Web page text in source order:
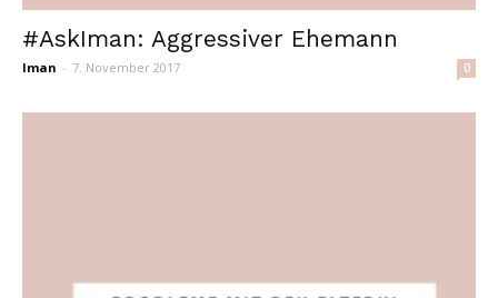
#AskIman: Aggressiver Ehemann
Iman - 7. November 2017 0